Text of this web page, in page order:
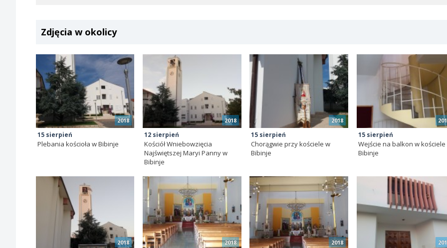
Zdjęcia w okolicy
2018
15 sierpień
Plebania kościoła w Bibinje
2018
12 sierpień
Kościół Wniebowzięcia
Najświętszej Maryi Panny w
Bibinje
2018
15 sierpień
Chorągwie przy kościele w
Bibinje
15 sierpień
Wejście na balkon w kościele
Bibinje
2018 2018 2018